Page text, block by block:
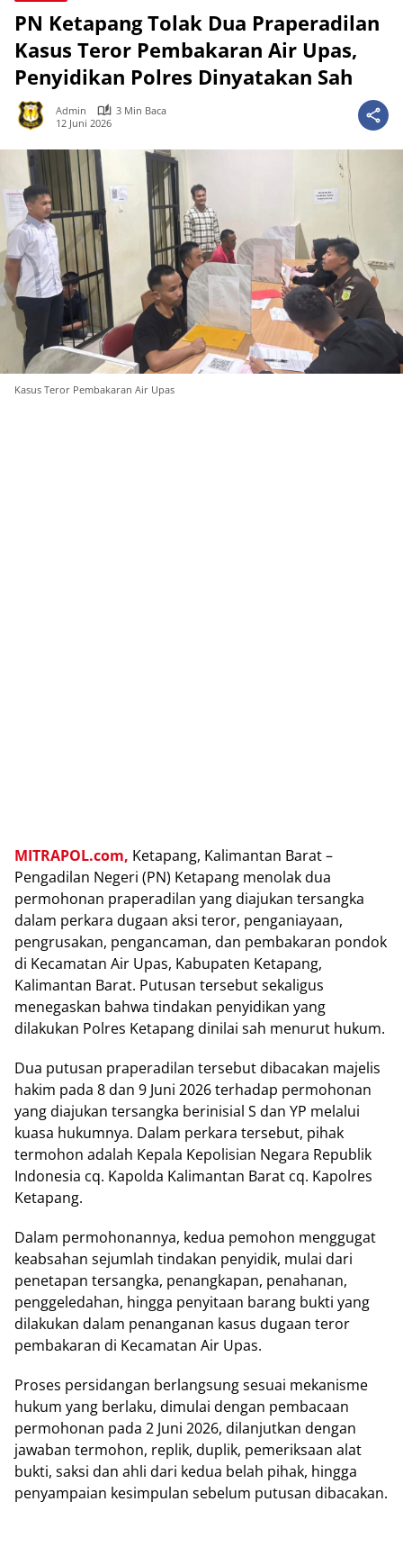
PN Ketapang Tolak Dua Praperadilan
Kasus Teror Pembakaran Air Upas,
Penyidikan Polres Dinyatakan Sah
Admin
3 Min Baca
12 Juni 2026
Kasus Teror Pembakaran Air Upas
MITRAPOL.com, Ketapang, Kalimantan Barat –
Pengadilan Negeri (PN) Ketapang menolak dua
permohonan praperadilan yang diajukan tersangka
dalam perkara dugaan aksi teror, penganiayaan,
pengrusakan, pengancaman, dan pembakaran pondok
di Kecamatan Air Upas, Kabupaten Ketapang,
Kalimantan Barat. Putusan tersebut sekaligus
menegaskan bahwa tindakan penyidikan yang
dilakukan Polres Ketapang dinilai sah menurut hukum.
Dua putusan praperadilan tersebut dibacakan majelis
hakim pada 8 dan 9 Juni 2026 terhadap permohonan
yang diajukan tersangka berinisial S dan YP melalui
kuasa hukumnya. Dalam perkara tersebut, pihak
termohon adalah Kepala Kepolisian Negara Republik
Indonesia cq. Kapolda Kalimantan Barat cq. Kapolres
Ketapang.
Dalam permohonannya, kedua pemohon menggugat
keabsahan sejumlah tindakan penyidik, mulai dari
penetapan tersangka, penangkapan, penahanan,
penggeledahan, hingga penyitaan barang bukti yang
dilakukan dalam penanganan kasus dugaan teror
pembakaran di Kecamatan Air Upas.
Proses persidangan berlangsung sesuai mekanisme
hukum yang berlaku, dimulai dengan pembacaan
permohonan pada 2 Juni 2026, dilanjutkan dengan
jawaban termohon, replik, duplik, pemeriksaan alat
bukti, saksi dan ahli dari kedua belah pihak, hingga
penyampaian kesimpulan sebelum putusan dibacakan.